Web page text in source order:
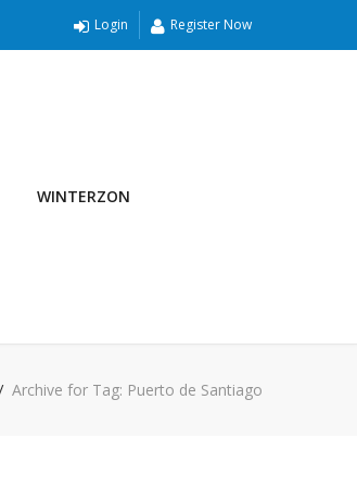
Login Register Now
WINTERZON
Archive for Tag: Puerto de Santiago